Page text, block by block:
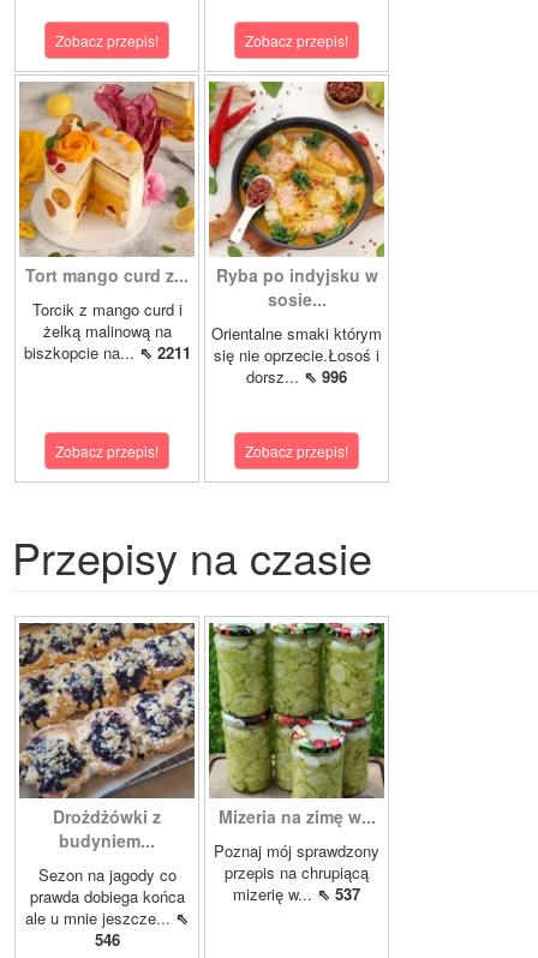
Zobacz przepis! Zobacz przepis!
Tort mango curd z...
Torcik z mango curd i
żelką malinową na
biszkopcie na... ⇖ 2211
Zobacz przepis!
Ryba po indyjsku w
sosie...
Orientalne smaki którym
się nie oprzecie.Łosoś i
dorsz... ⇖ 996
Zobacz przepis!
Przepisy na czasie
Drożdżówki z
budyniem...
Sezon na jagody co
prawda dobiega końca
ale u mnie jeszcze... ⇖
546
Mizeria na zimę w...
Poznaj mój sprawdzony
przepis na chrupiącą
mizerię w... ⇖ 537